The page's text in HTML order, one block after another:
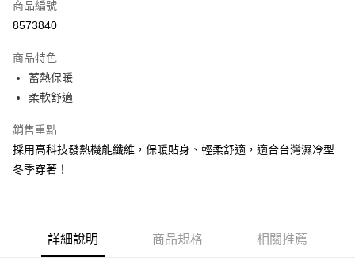
超商取貨付款
街口支付
悠遊付
AFTEE先享後付
相關說明
【關於「AFTEE先享後付」】
３．安心：先確認商品／服務後，再付款。
全家取貨付款
商品編號
8573840
商品特色
蓄熱保暖
柔軟舒適
銷售重點
採用高科技發熱機能纖維，保暖貼身、輕柔舒適，適合台灣濕冷型
冬季穿著！
詳細說明 商品規格 相關推薦